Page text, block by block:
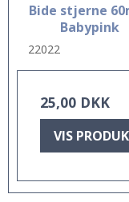
Bide stjerne
Babypink
22022
25,00 DKK
VIS